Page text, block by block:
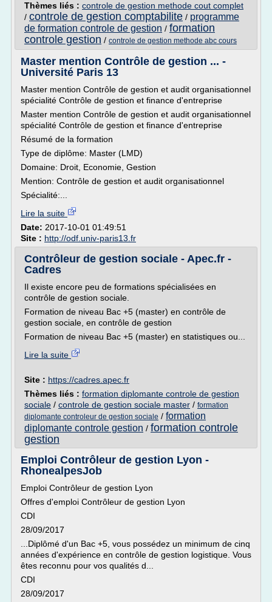
Thèmes liés : controle de gestion methode cout complet
/ controle de gestion comptabilite / programme
de formation controle de gestion / formation
controle gestion / controle de gestion methode abc cours
Master mention Contrôle de gestion ... -
Université Paris 13
Master mention Contrôle de gestion et audit organisationnel
spécialité Contrôle de gestion et finance d'entreprise
Master mention Contrôle de gestion et audit organisationnel
spécialité Contrôle de gestion et finance d'entreprise
Résumé de la formation
Type de diplôme: Master (LMD)
Domaine: Droit, Economie, Gestion
Mention: Contrôle de gestion et audit organisationnel
Spécialité:...
Lire la suite
Date: 2017-10-01 01:49:51
Site : http://odf.univ-paris13.fr
Contrôleur de gestion sociale - Apec.fr -
Cadres
Il existe encore peu de formations spécialisées en
contrôle de gestion sociale.
Formation de niveau Bac +5 (master) en contrôle de
gestion sociale, en contrôle de gestion
Formation de niveau Bac +5 (master) en statistiques ou...
Lire la suite
Site : https://cadres.apec.fr
Thèmes liés : formation diplomante controle de gestion
sociale / controle de gestion sociale master / formation
diplomante controleur de gestion sociale / formation
diplomante controle gestion / formation controle
gestion
Emploi Contrôleur de gestion Lyon -
RhonealpesJob
Emploi Contrôleur de gestion Lyon
Offres d'emploi Contrôleur de gestion Lyon
CDI
28/09/2017
...Diplômé d'un Bac +5, vous possédez un minimum de cinq
années d'expérience en contrôle de gestion logistique. Vous
êtes reconnu pour vos qualités d...
CDI
28/09/2017